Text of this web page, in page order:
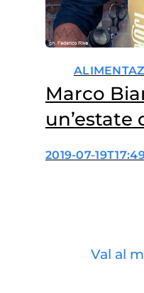
Marco
un’estate
2019-07-
Val al